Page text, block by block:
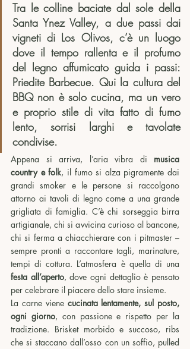
Tra le colline baciate dal sole della
Santa Ynez Valley, a due passi dai
vigneti di Los Olivos, c’è un luogo
dove il tempo rallenta e il profumo
del legno affumicato guida i passi:
Priedite Barbecue. Qui la cultura del
BBQ non è solo cucina, ma un vero
e proprio stile di vita fatto di fumo
lento, sorrisi larghi e tavolate
condivise.
Appena si arriva, l’aria vibra di musica
country e folk, il fumo si alza pigramente dai
grandi smoker e le persone si raccolgono
attorno ai tavoli di legno come a una grande
grigliata di famiglia. C’è chi sorseggia birra
artigianale, chi si avvicina curioso al bancone,
chi si ferma a chiacchierare con i pitmaster –
sempre pronti a raccontare tagli, marinature,
festa all’aperto, dove ogni dettaglio è pensato
per celebrare il piacere dello stare insieme.
La carne viene cucinata lentamente, sul posto,
ogni giorno, con passione e rispetto per la
tradizione. Brisket morbido e succoso, ribs
che si staccano dall’osso con un soffio, pulled